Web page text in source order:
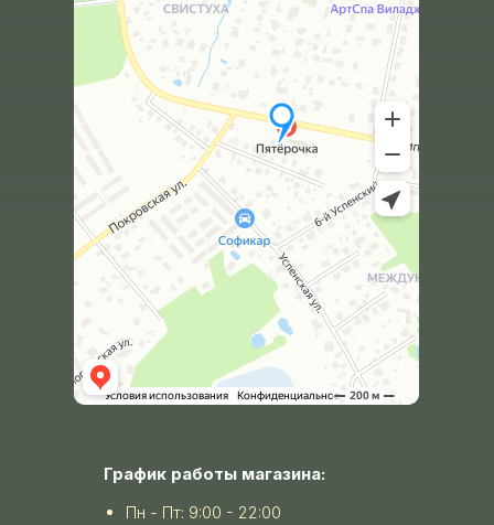
График работы магазина:
Пн - Пт: 9:00 - 22:00